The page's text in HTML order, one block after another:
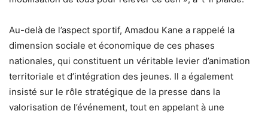
Au-delà de l’aspect sportif, Amadou Kane a rappelé la
dimension sociale et économique de ces phases
nationales, qui constituent un véritable levier d’animation
territoriale et d’intégration des jeunes. Il a également
insisté sur le rôle stratégique de la presse dans la
valorisation de l’événement, tout en appelant à une